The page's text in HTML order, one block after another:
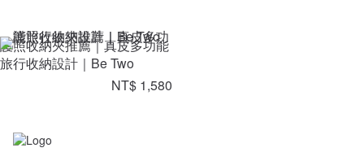
護照收納夾推薦｜真皮多功能
旅行收納設計｜Be Two
NT$ 1,580